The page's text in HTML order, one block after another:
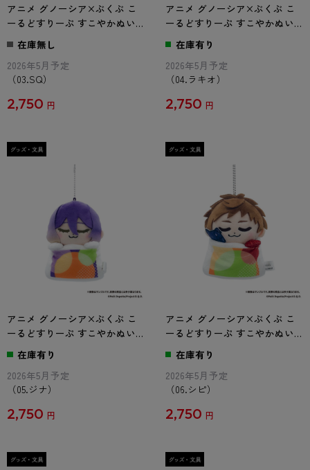
アニメ グノーシア×ぶくぶ こ
ーるどすりーぷ すこやかぬい
ぐるみ 03.SQ
在庫無し
2026年5月予定
（03.SQ）
2,750 円
アニメ グノーシア×ぶくぶ こ
ーるどすりーぷ すこやかぬい
ぐるみ 04.ラキオ
在庫有り
2026年5月予定
（04.ラキオ）
2,750 円
アニメ グノーシア×ぶくぶ こ
ーるどすりーぷ すこやかぬい
ぐるみ 05.ジナ
在庫有り
2026年5月予定
（05.ジナ）
2,750 円
アニメ グノーシア×ぶくぶ こ
ーるどすりーぷ すこやかぬい
ぐるみ 06.シピ
在庫有り
2026年5月予定
（06.シピ）
2,750 円